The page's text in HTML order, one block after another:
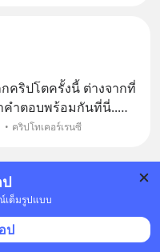
เต็มรูปแบบ
ป
คริปโตครั้งนี้ ต่างจากที่
คำตอบพร้อมกันที่นี่..
จะสรุปการพูดคุยที่
นการพูดคุยระหว่าง
คริปโทเคอร์เรนซี